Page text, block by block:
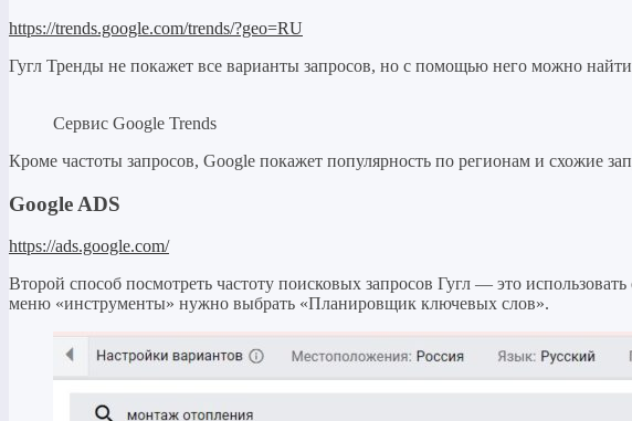
https://trends.google.com/trends/?geo=RU
Гугл Тренды не покажет все варианты запросов, но с помощью него можно
Сервис Google Trends
Кроме частоты запросов, Google покажет популярность по регионам и схожие
Google ADS
https://ads.google.com/
Второй способ посмотреть частоту поисковых запросов Гугл — это
меню «инструменты» нужно выбрать «Планировщик ключевых слов».